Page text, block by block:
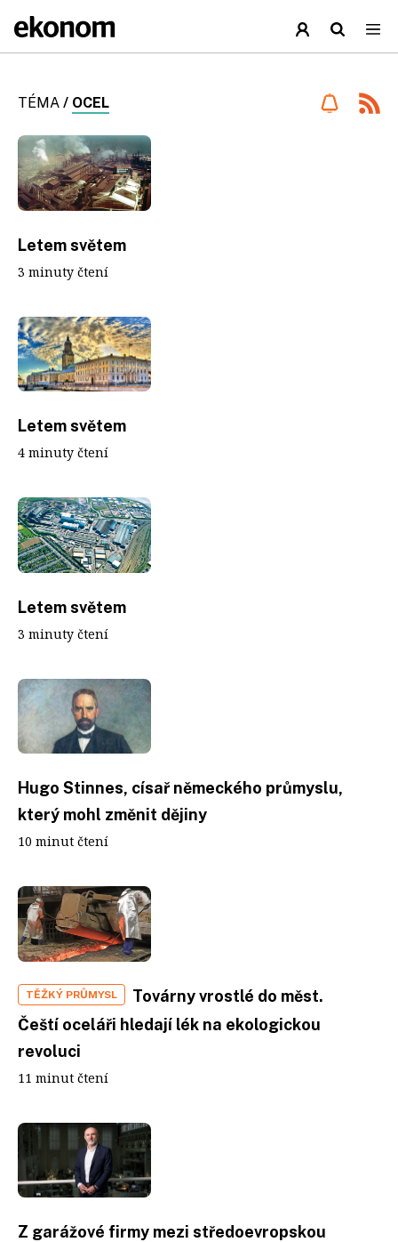
TÉMA / OCEL
Letem světem
3 minuty čtení
Letem světem
4 minuty čtení
Letem světem
3 minuty čtení
Hugo Stinnes, císař německého průmyslu,
který mohl změnit dějiny
10 minut čtení
TĚŽKÝ PRŮMYSL
Továrny vrostlé do měst.
Čeští oceláři hledají lék na ekologickou
revoluci
11 minut čtení
Z garážové firmy mezi středoevropskou